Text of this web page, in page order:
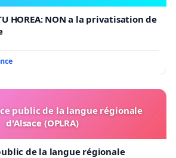
HOREA: NON a la privatisation de
public de la langue régionale
d'Alsace (OPLRA)
de la langue régionale